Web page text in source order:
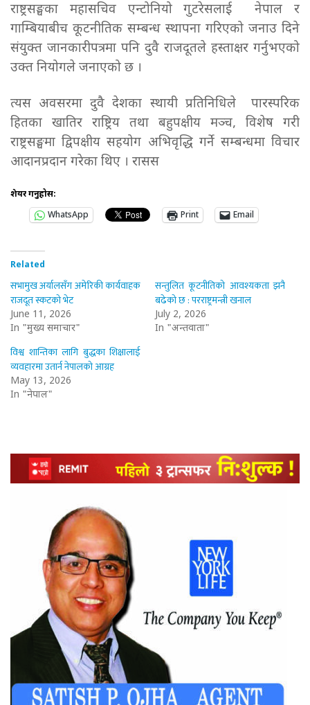
राष्ट्रसङ्घका महासचिव एन्टोनियो गुटरेसलाई नेपाल र
गाम्बियाबीच कूटनीतिक सम्बन्ध स्थापना गरिएको जनाउ दिने
संयुक्त जानकारीपत्रमा पनि दुवै राजदूतले हस्ताक्षर गर्नुभएको
उक्त नियोगले जनाएको छ ।
त्यस अवसरमा दुवै देशका स्थायी प्रतिनिधिले पारस्परिक
हितका खातिर राष्ट्रिय तथा बहुपक्षीय मञ्च, विशेष गरी
राष्ट्रसङ्घमा द्विपक्षीय सहयोग अभिवृद्धि गर्ने सम्बन्धमा विचार
आदानप्रदान गरेका थिए । रासस
शेयर गर्नुहोस:
WhatsApp
Print Email
Related
सभामुख अर्यालसँग अमेरिकी कार्यवाहक
राजदूत स्कटको भेट
June 11, 2026
In "मुख्य समाचार"
सन्तुलित कूटनीतिको आवश्यकता झनै
बढेको छ : परराष्ट्रमन्त्री खनाल
July 2, 2026
In "अन्तर्वार्ता"
विश्व शान्तिका लागि बुद्धका शिक्षालाई
व्यवहारमा उतार्न नेपालको आग्रह
May 13, 2026
In "नेपाल"